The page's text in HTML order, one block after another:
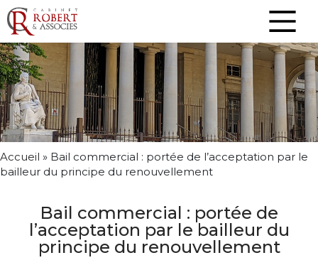
Accueil » Bail commercial : portée de l’acceptation par le
bailleur du principe du renouvellement
Bail commercial : portée de
l’acceptation par le bailleur du
principe du renouvellement